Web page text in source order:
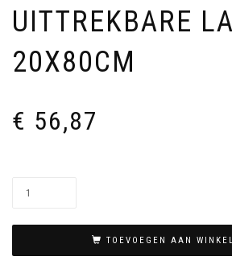
UITTREKBARE
20X80CM
€ 56,87
TOEVOEGEN AAN